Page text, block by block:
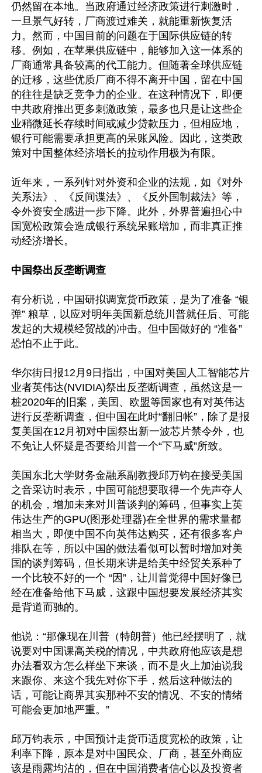
仍然留在本地。当政府通过经济政策进行刺激时，
一旦景气好转，厂商渡过难关，就能重新恢复活
力。然而，中国目前的问题在于国际供应链的转
移。例如，在苹果供应链中，能够加入这一体系的
厂商通常具备较高的代工能力。但随著全球供应链
的迁移，这些优质厂商不得不离开中国，留在中国
的往往是缺乏竞争力的企业。在这种情况下，即便
中共政府推出更多刺激政策，最多也只是让这些企
业稍微延长存续时间或减少贷款压力，但相应地，
银行可能需要承担更高的呆账风险。因此，这类政
策对中国整体经济增长的拉动作用极为有限。
近年来，一系列针对外资和企业的法规，如《对外
关系法》、《反间谍法》、《反外国制裁法》等，
令外资安全感进一步下降。此外，外界普遍担心中
国宽松政策会造成银行系统呆账增加，而非真正推
动经济增长。
中国祭出反垄断调查
有分析说，中国研拟调宽货币政策，是为了准备 “银
弹” 粮草，以应对明年美国新总统川普就任后、可能
发起的大规模经贸战的冲击。但中国做好的 “准备”
恐怕不止于此。
华尔街日报12月9日指出，中国对美国人工智能芯片
业者英伟达(NVIDIA)祭出反垄断调查，虽然这是一
桩2020年的旧案，美国、欧盟等国家也有对英伟达
进行反垄断调查，但中国在此时“翻旧帐”，除了是报
复美国在12月初对中国祭出新一波芯片禁令外，也
不免让人怀疑是否要给川普一个“下马威”所致。
美国东北大学财务金融系副教授邱万钧在接受美国
之音采访时表示，中国可能想要取得一个先声夺人
的机会，增加未来对川普谈判的筹码，但事实上英
伟达生产的GPU(图形处理器)在全世界的需求量都
相当大，即便中国不向英伟达购买，还有很多客户
排队在等，所以中国的做法看似可以暂时增加对美
国的谈判筹码，但长期来讲是给美中经贸关系种了
一个比较不好的一个 “因”，让川普觉得中国好像已
经在准备给他下马威，这跟中国想要发展经济其实
是背道而驰的。
他说：“那像现在川普（特朗普）他已经摆明了，就
说要对中国课高关税的情况，中共政府他应该是想
办法看双方怎么样坐下来谈，而不是火上加油说我
来跟你、来这个我先对你下手，然后这种做法的
话，可能让商界其实那种不安的情况、不安的情绪
可能会更加地严重。”
邱万钧表示，中国预计走货币适度宽松的政策，让
利率下降，原本是对中国民众、厂商，甚至外商应
该是雨露均沾的，但在中国消费者信心以及投资者